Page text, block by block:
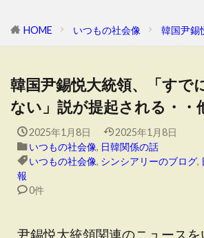
HOME いつもの社会像 韓国尹錫
韓国尹錫悦大統領、「すで
ない」説が提起される・・
2025年1月8日
2025年1月8日
いつもの社会像, 日韓関係の話
いつもの社会像, シンシアリーのブログ,
報
0件
尹錫悦大統領関連のニュースを